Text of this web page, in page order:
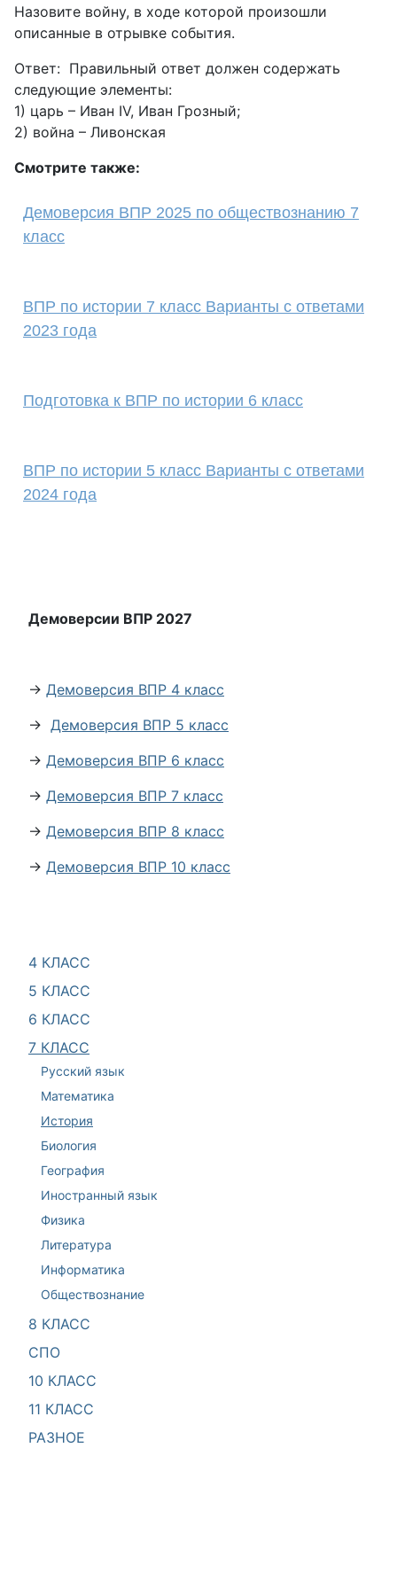
4 КЛАСС
5 КЛАСС
6 КЛАСС
7 КЛАСС
Русский язык
Математика
История
Биология
География
Иностранный язык
Физика
Литература
Информатика
Обществознание
8 КЛАСС
СПО
10 КЛАСС
11 КЛАСС
РАЗНОЕ
Назовите войну, в ходе которой произошли
описанные в отрывке события.
Ответ: Правильный ответ должен содержать
следующие элементы:
1) царь – Иван IV, Иван Грозный;
2) война – Ливонская
Смотрите также:
Демоверсия ВПР 2025 по обществознанию 7
класс
ВПР по истории 7 класс Варианты с ответами
2023 года
Подготовка к ВПР по истории 6 класс
ВПР по истории 5 класс Варианты с ответами
2024 года
Демоверсии ВПР 2027
→ Демоверсия ВПР 4 класс
→ Демоверсия ВПР 5 класс
→ Демоверсия ВПР 6 класс
→ Демоверсия ВПР 7 класс
→ Демоверсия ВПР 8 класс
→ Демоверсия ВПР 10 класс